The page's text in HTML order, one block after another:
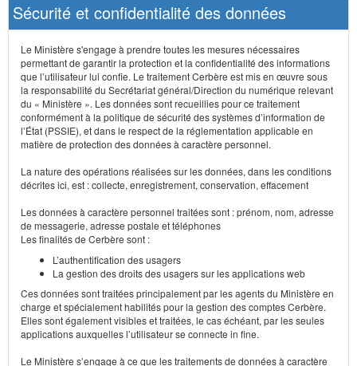
Sécurité et confidentialité des données
Le Ministère s'engage à prendre toutes les mesures nécessaires
permettant de garantir la protection et la confidentialité des informations
que l’utilisateur lui confie. Le traitement Cerbère est mis en œuvre sous
la responsabilité du Secrétariat général/Direction du numérique relevant
du « Ministère ». Les données sont recueillies pour ce traitement
conformément à la politique de sécurité des systèmes d’information de
l’État (PSSIE), et dans le respect de la réglementation applicable en
matière de protection des données à caractère personnel.
La nature des opérations réalisées sur les données, dans les conditions
décrites ici, est : collecte, enregistrement, conservation, effacement
Les données à caractère personnel traitées sont : prénom, nom, adresse
de messagerie, adresse postale et téléphones
Les finalités de Cerbère sont :
L’authentification des usagers
La gestion des droits des usagers sur les applications web
Ces données sont traitées principalement par les agents du Ministère en
charge et spécialement habilités pour la gestion des comptes Cerbère.
Elles sont également visibles et traitées, le cas échéant, par les seules
applications auxquelles l’utilisateur se connecte in fine.
Le Ministère s’engage à ce que les traitements de données à caractère